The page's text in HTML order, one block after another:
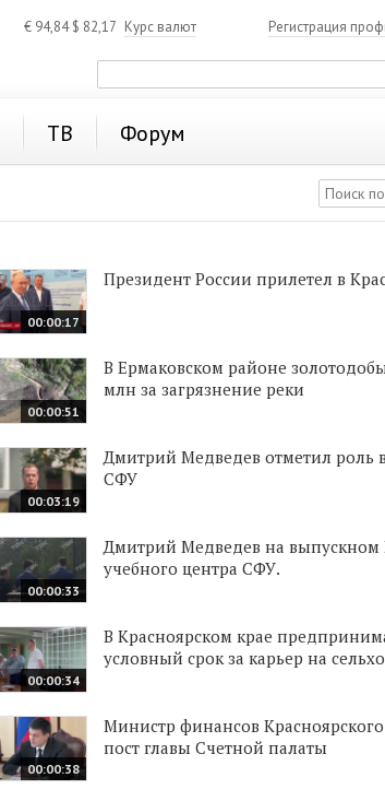
€ 94,84$ 82,17 Курс валют Регистрация
ТВ Форум
00:00:17
Президент России прилетел в
00:00:51
В Ермаковском районе
млн за загрязнение реки
00:03:19
Дмитрий Медведев отметил роль
СФУ
00:00:33
Дмитрий Медведев на выпускном
учебного центра СФУ.
00:00:34
В Красноярском крае
условный срок за карьер на
00:00:38
Министр финансов
пост главы Счетной палаты